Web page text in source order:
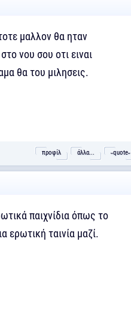
μαλλον θα ηταν
νου σου οτι ειναι
θα του μιλησεις.
προφίλ άλλα... ˵quote˶
παιχνίδια όπως το
ερωτική ταινία μαζί.